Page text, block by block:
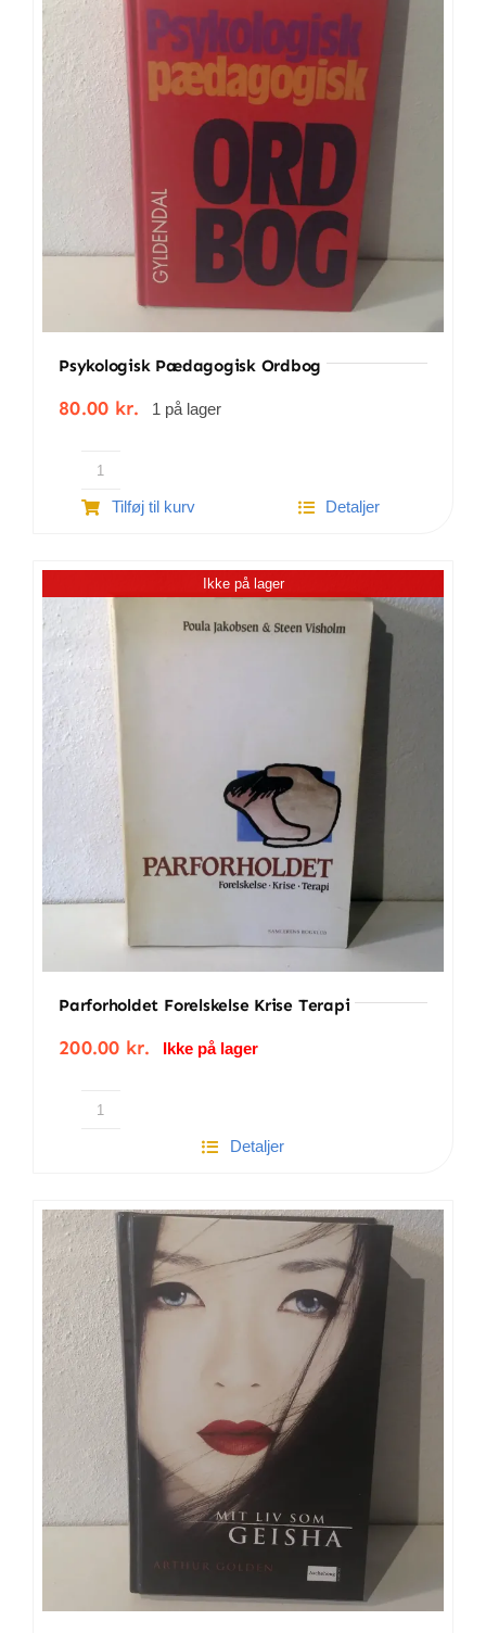
Psykologisk Pædagogisk Ordbog
80.00 kr. 1 på lager
Psykologisk
pædagogisk
Tilføj til kurv Detaljer
Ikke på lager
Parforholdet Forelskelse Krise Terapi
200.00 kr. Ikke på lager
Parforholdet
antal
Detaljer